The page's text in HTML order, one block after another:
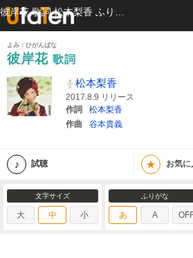
よみ：ひがんばな
彼岸花 歌詞
松本梨香
2017.8.9 リリース
作詞
松本梨香
作曲
谷本貴義
試聴 ★ お気
文字サイズ
大 中 小
ふりがな
あ A